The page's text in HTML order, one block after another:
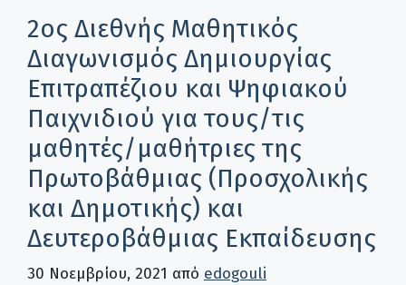
2ος Διεθνής Μαθητικός
Διαγωνισμός Δημιουργίας
Επιτραπέζιου και Ψηφιακού
Παιχνιδιού για τους/τις
μαθητές/μαθήτριες της
Πρωτοβάθμιας (Προσχολικής
και Δημοτικής) και
Δευτεροβάθμιας Εκπαίδευσης
30 Νοεμβρίου, 2021 από edogouli